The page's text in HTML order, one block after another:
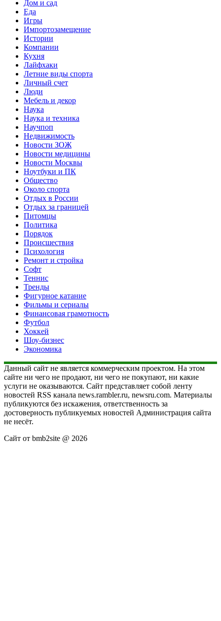
Дом и сад
Еда
Игры
Импортозамещение
Истории
Компании
Кухня
Лайфхаки
Летние виды спорта
Личный счет
Люди
Мебель и декор
Наука
Наука и техника
Научпоп
Недвижимость
Новости ЗОЖ
Новости медицины
Новости Москвы
Ноутбуки и ПК
Общество
Около спорта
Отдых в России
Отдых за границей
Питомцы
Политика
Порядок
Происшествия
Психология
Ремонт и стройка
Софт
Теннис
Тренды
Фигурное катание
Фильмы и сериалы
Финансовая грамотность
Футбол
Хоккей
Шоу-бизнес
Экономика
Данный сайт не является коммерческим проектом. На этом
сайте ни чего не продают, ни чего не покупают, ни какие
услуги не оказываются. Сайт представляет собой ленту
новостей RSS канала news.rambler.ru, newsru.com. Материалы
публикуются без искажения, ответственность за
достоверность публикуемых новостей Администрация сайта
не несёт.
Сайт от bmb2site @ 2026